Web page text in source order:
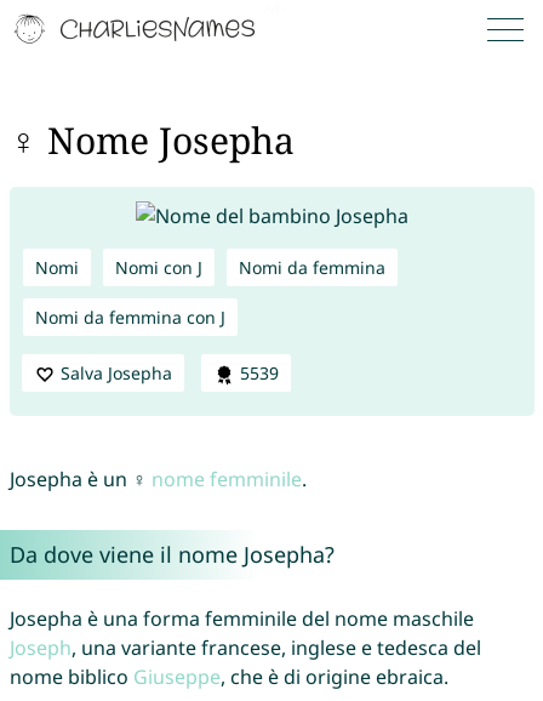
♀ Nome Josepha
Nomi Nomi con J Nomi da femmina
Nomi da femmina con J
Salva Josepha 5539
Josepha è un ♀ nome femminile.
Da dove viene il nome Josepha?
Josepha è una forma femminile del nome maschile
Joseph, una variante francese, inglese e tedesca del
nome biblico Giuseppe, che è di origine ebraica.